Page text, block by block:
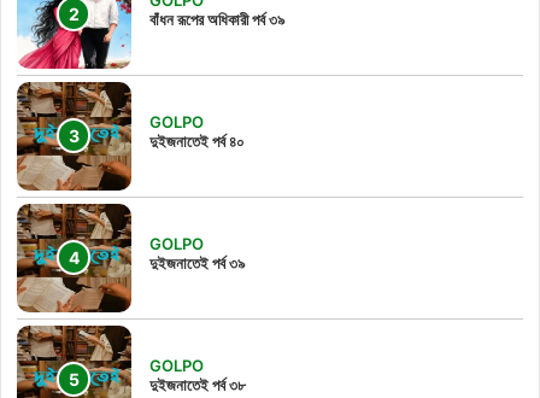
বাঁধন রূপের অধিকারী পর্ব ৩৯
GOLPO
দুইজনাতেই পর্ব ৪০
GOLPO
দুইজনাতেই পর্ব ৩৯
GOLPO
দুইজনাতেই পর্ব ৩৮